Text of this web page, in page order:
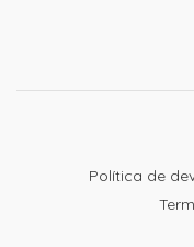
Política de